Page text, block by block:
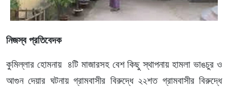
নিজস্ব প্রতিবেদক
কুমিল্লার হোমনায় ৪টি মাজারসহ বেশ কিছু স্থাপনায় হামলা ভাঙচুর ও
আগুন দেয়ার ঘটনায় গ্রামবাসীর বিরুদ্ধে ২২শত গ্রামবাসীর বিরুদ্ধে